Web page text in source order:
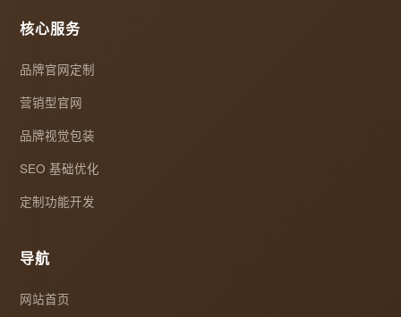
核心服务
品牌官网定制
营销型官网
品牌视觉包装
SEO 基础优化
定制功能开发
导航
网站首页